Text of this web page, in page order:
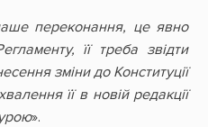
переконання, це явно
її треба звідти
зміни до Конституції
її в новій редакції
».